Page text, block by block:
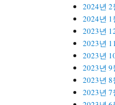
2024년 2
2024년 1
2023년
2023년
2023년
2023년 9
2023년 8
2023년 7